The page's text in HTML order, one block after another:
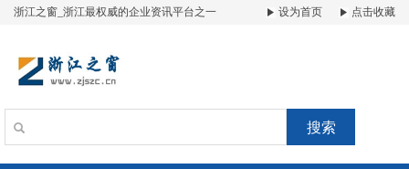
浙江之窗_浙江最权威的企业资讯平台之一 设为首页 点击收藏
搜索